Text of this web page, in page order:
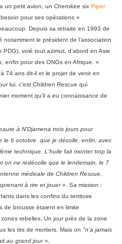
un petit avion, un Cherokee six Piper
pour ses opérations «
Depuis sa retraite en 1993 de
le président de l'association
volé tout azimut, d'abord en Asie
enfin pour des ONGs en Afrique. «
74 ans dit-il et le projet de venir en
lui, c'est Children Rescue qui
moment qu'il a eu connaissance de
à N'Djamena trois jours pour
le 6 octobre, que je décolle, enfin, avec
technique. L'huile fait monter trop la
on ne redécolle que le lendemain, le 7
médicale de Children Rescue,
à rire et jouer». Sa mission :
dans les confins du territoire
de brousse étaient en limite
rebelles, Un jour près de la zone
les tirs de mortiers. Mais on "n'a jamais
au grand jour».